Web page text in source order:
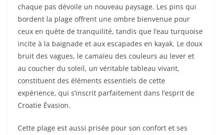
chaque pas dévoile un nouveau paysage. Les pins qui
bordent la plage offrent une ombre bienvenue pour
ceux en quête de tranquilité, tandis que l’eau turquoise
incite à la baignade et aux escapades en kayak. Le doux
bruit des vagues, le camaïeu des couleurs au lever et
au coucher du soleil, un véritable tableau vivant,
constituent des éléments essentiels de cette
expérience, qui s’inscrit parfaitement dans l’esprit de
Croatie Évasion.
Cette plage est aussi prisée pour son confort et ses